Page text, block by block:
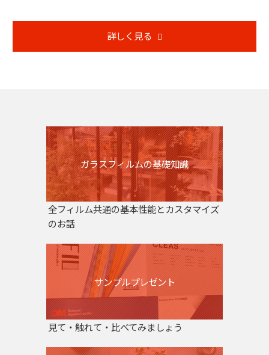
詳しく見る
ガラスフィルムの基礎知識
全フィルム共通の基本性能とカスタマイズ
のお話
サンプルプレゼント
見て・触れて・比べてみましょう